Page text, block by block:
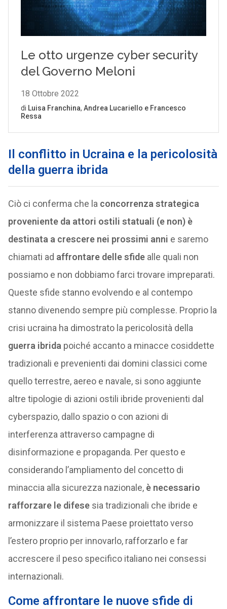
Il conflitto in Ucraina e la pericolosità
della guerra ibrida
Ciò ci conferma che la concorrenza strategica
proveniente da attori ostili statuali (e non) è
destinata a crescere nei prossimi anni e saremo
chiamati ad affrontare delle sfidealle quali non
possiamo e non dobbiamo farci trovare impreparati.
Queste sfide stanno evolvendo e al contempo
stanno divenendo sempre più complesse. Proprio la
crisi ucraina ha dimostrato la pericolosità della
guerra ibrida poiché accanto a minacce cosiddette
tradizionali e prevenienti dai domini classici come
quello terrestre, aereo e navale, si sono aggiunte
altre tipologie di azioni ostili ibride provenienti dal
cyberspazio, dallo spazio o con azioni di
interferenza attraverso campagne di
disinformazione e propaganda. Per questo e
considerando l’ampliamento del concetto di
minaccia alla sicurezza nazionale, è necessario
rafforzare le difesesia tradizionali che ibride e
armonizzare il sistema Paese proiettato verso
l’estero proprio per innovarlo, rafforzarlo e far
accrescere il peso specifico italiano nei consessi
internazionali.
Come affrontare le nuove sfide di